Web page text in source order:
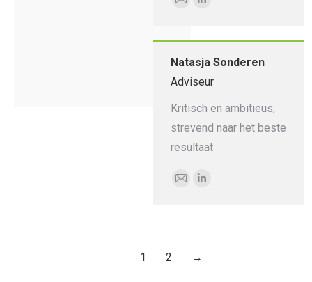
E-
Natasja Sonderen
Adviseur
Kritisch en ambitieus,
strevend naar het beste
resultaat
E-
1 2 →